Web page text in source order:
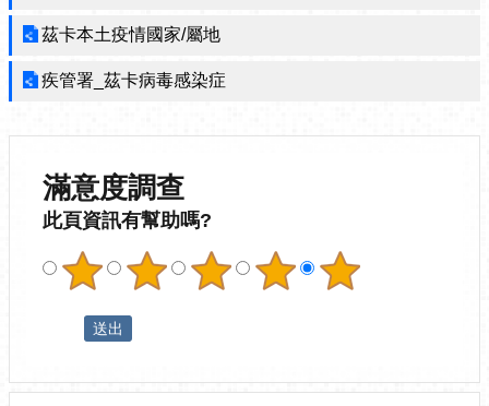
茲卡本土疫情國家/屬地
疾管署_茲卡病毒感染症
滿意度調查
此頁資訊有幫助嗎?